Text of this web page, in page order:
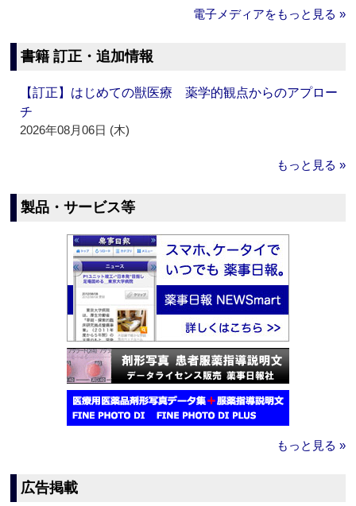
電子メディアをもっと見る »
書籍 訂正・追加情報
【訂正】はじめての獣医療 薬学的観点からのアプロー
チ
2026年08月06日 (木)
もっと見る »
製品・サービス等
もっと見る »
広告掲載